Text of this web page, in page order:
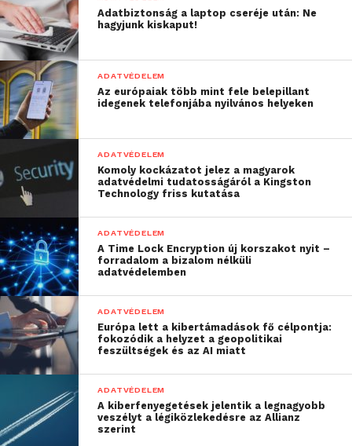
gyerekek több időt
töltenek otthon, és ezért
jóval kevesebb dologgal
tudják magukat
elfoglalni. Így aztán egyre
többet használják a
YouTube-ot, ahol
szórakoztató, vicces és
oktató célú videókat
néznek. A szülőknek
azonban nincs mindig
idejük arra, hogy
ellenőrizzék, milyen
videót néz éppen a
gyerek, és úgy szeretnék
őt biztonságban tudni,
hogy közben ne
Adatbiztonság a laptop cseréje után: Ne
hagyjunk kiskaput!
ADATVÉDELEM
Az európaiak több mint fele belepillant
idegenek telefonjába nyilvános helyeken
ADATVÉDELEM
Komoly kockázatot jelez a magyarok
adatvédelmi tudatosságáról a Kingston
Technology friss kutatása
ADATVÉDELEM
A Time Lock Encryption új korszakot nyit –
forradalom a bizalom nélküli
adatvédelemben
ADATVÉDELEM
Európa lett a kibertámadások fő célpontja:
fokozódik a helyzet a geopolitikai
feszültségek és az AI miatt
ADATVÉDELEM
A kiberfenyegetések jelentik a legnagyobb
veszélyt a légiközlekedésre az Allianz
szerint